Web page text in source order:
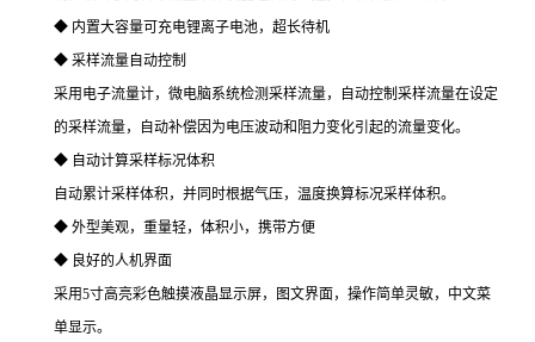
◆ 内置大容量可充电锂离子电池，超长待机
◆ 采样流量自动控制
采用电子流量计，微电脑系统检测采样流量，自动控制采样流量在设定
的采样流量，自动补偿因为电压波动和阻力变化引起的流量变化。
◆ 自动计算采样标况体积
自动累计采样体积，并同时根据气压，温度换算标况采样体积。
◆ 外型美观，重量轻，体积小，携带方便
◆ 良好的人机界面
采用5寸高亮彩色触摸液晶显示屏，图文界面，操作简单灵敏，中文菜
单显示。